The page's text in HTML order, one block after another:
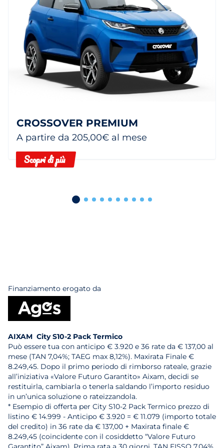
CROSSOVER PREMIUM
A partire da 205,00€ al mese
Scopri di più
Finanziamento erogato da
AIXAM City S10-2 Pack Termico
Può essere tua con anticipo € 3.920 e 36 rate da € 137,00 al
mese (TAN 7,04%; TAEG max 8,12%). Maxirata Finale €
8.249,45. Dopo il primo periodo di rimborso rateale, grazie
all’iniziativa «Valore Futuro Garantito» Aixam, decidi se
restituirla, cambiarla o tenerla saldando l’importo residuo
in un’unica soluzione o rateizzandola.
* Esempio di offerta per City S10-2 Pack Termico prezzo di
listino € 14.999 - Anticipo € 3.920 = € 11.079 (importo totale
del credito) in 36 rate da € 137,00 + Maxirata finale €
8.249,45 (coincidente con il cosiddetto “Valore Futuro